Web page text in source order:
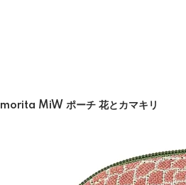
morita MiW ポーチ 花とカマキリ